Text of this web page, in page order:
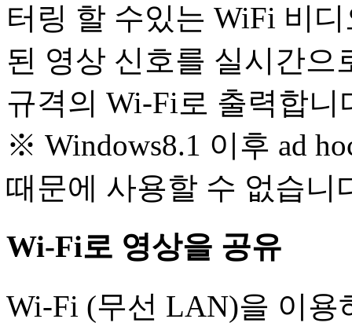
터링 할 수있는 WiFi 비
된 영상 신호를 실시간으
규격의 Wi-Fi로 출력합니
※ Windows8.1 이후 ad
때문에 사용할 수 없습니
Wi-Fi로 영상을 공유
Wi-Fi (무선 LAN)을 이용